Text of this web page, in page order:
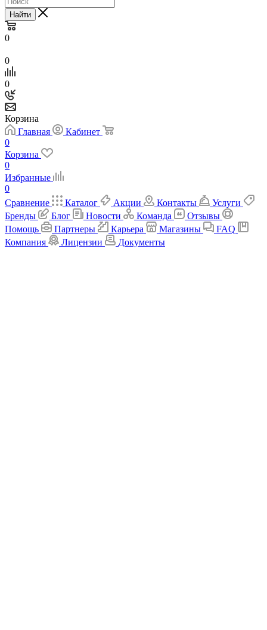
Найти
0
0
0
Корзина
Главная
Кабинет
0
Корзина
0
Избранные
0
Сравнение
Каталог Акции Контакты
Услуги
Бренды
Блог Новости Команда
Отзывы
Помощь
Партнеры Карьера Магазины
FAQ
Компания
Лицензии Документы